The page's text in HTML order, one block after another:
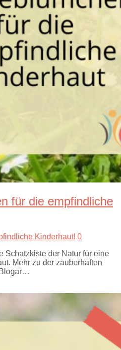
für die empfindliche
Kinderhaut! 0
Schatzkiste der Natur für eine
Mehr zu der zauberhaften